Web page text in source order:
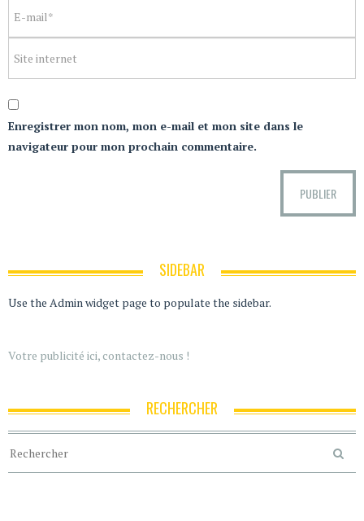
Enregistrer mon nom, mon e-mail et mon site dans le
navigateur pour mon prochain commentaire.
SIDEBAR
Use the Admin widget page to populate the sidebar.
Votre publicité ici, contactez-nous !
RECHERCHER